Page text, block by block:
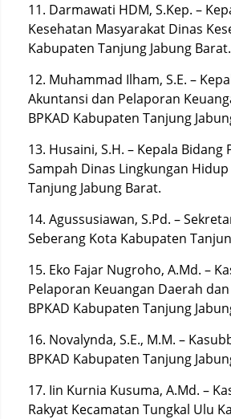
11. Darmawati HDM, S.Kep. –
Kesehatan Masyarakat Dinas
Kabupaten Tanjung Jabung Barat.
12. Muhammad Ilham, S.E. –
Akuntansi dan Pelaporan
BPKAD Kabupaten Tanjung
13. Husaini, S.H. – Kepala Bidang
Sampah Dinas Lingkungan
Tanjung Jabung Barat.
14. Agussusiawan, S.Pd. –
Seberang Kota Kabupaten
15. Eko Fajar Nugroho, A.Md. –
Pelaporan Keuangan Daerah
BPKAD Kabupaten Tanjung
16. Novalynda, S.E., M.M. –
BPKAD Kabupaten Tanjung
17. Iin Kurnia Kusuma, A.Md. –
Rakyat Kecamatan Tungkal Ulu